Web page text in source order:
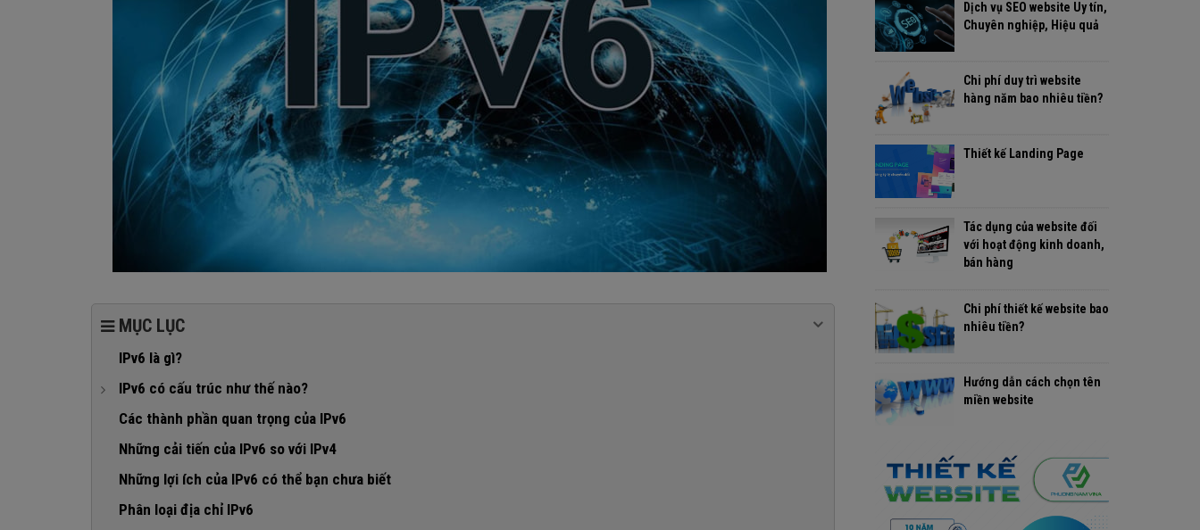
MỤC LỤC
IPv6 là gì?
IPv6 có cấu trúc như thế nào?
1. Cấu trúc của IPv6
2. Cấu trúc của Address Prefixes
Các thành phần quan trọng của IPv6
Những cải tiến của IPv6 so với IPv4
Những lợi ích của IPv6 có thể bạn chưa biết
Phân loại địa chỉ IPv6
Dịch vụ SEO website Uy tín,
Chuyên nghiệp, Hiệu quả
Chi phí duy trì website
hàng năm bao nhiêu tiền?
Thiết kế Landing Page
Tác dụng của website đối
với hoạt động kinh doanh,
bán hàng
Chi phí thiết kế website bao
nhiêu tiền?
Hướng dẫn cách chọn tên
miền website